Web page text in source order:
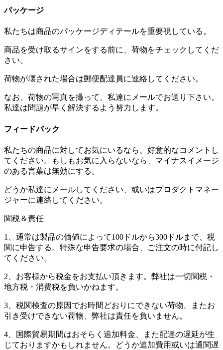
パッケージ
私たちは商品のパッケージディテールを重要視している。
商品を受け取るサインをする前に、荷物をチェックしてくだ
さい。
荷物が壊された場合は郵便配達員に連絡してください。
なお、荷物の写真を撮って、私達にメールでお送り下さい。
私達は問題が早く解決するよう努力します。
フィードバック
私たちの商品に対してお気にいるなら、好意的なコメントし
てください。もしもお気に入らないなら、マイナスイメージ
のある言葉は無効にする。
どうか私達にメールしてください、或いはプロダクトマネー
ジャーに連絡してください。
関税＆責任
1、通常は製品の価値によって100ドルから300ドルまで、税
関に申告する。特殊な申告要求の場合、ご注文の時に付記し
てください。
2、お客様から税金をお支払い頂きます。弊社は一切関税・
地方税・消费税を負いかねます。
3、税関検査の原因でお時間どおりにできない荷物、またお
引き受けできない荷物、弊社は責任を負いません。
4、国際貿易期間はおそらく追加料金、また配達の遅延が生
じておりますかもしれません。どうか追加費用或いは通関遅